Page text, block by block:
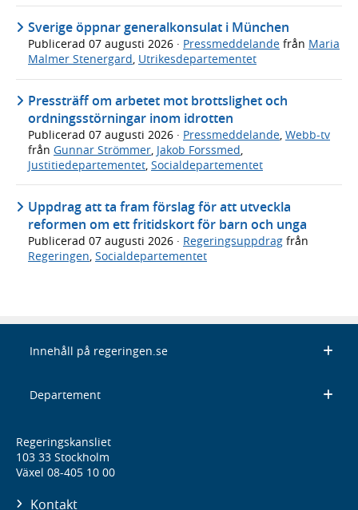
Sverige öppnar generalkonsulat i München
Publicerad 07 augusti 2026 · Pressmeddelande från Maria
Malmer Stenergard, Utrikesdepartementet
Pressträff om arbetet mot brottslighet och
ordningsstörningar inom idrotten
Publicerad 07 augusti 2026 · Pressmeddelande, Webb-tv
från Gunnar Strömmer, Jakob Forssmed,
Justitiedepartementet, Socialdepartementet
Uppdrag att ta fram förslag för att utveckla
reformen om ett fritidskort för barn och unga
Publicerad 07 augusti 2026 · Regeringsuppdrag från
Regeringen Socialdepartementet
Innehåll på regeringen.se
Departement
Regeringskansliet
103 33 Stockholm
Växel 08-405 10 00
Kontakt